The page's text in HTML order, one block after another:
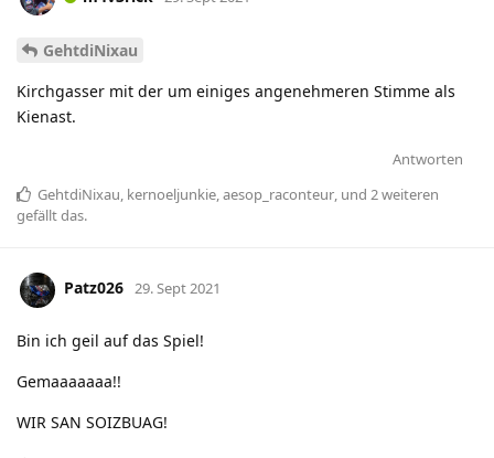
GehtdiNixau
Kirchgasser mit der um einiges angenehmeren Stimme als
Kienast.
Antworten
GehtdiNixau, kernoeljunkie,aesop_raconteur, und 2weiteren
gefällt das.
Patz026 29. Sept 2021
Bin ich geil auf das Spiel!
Gemaaaaaaa!!
WIR SAN SOIZBUAG!